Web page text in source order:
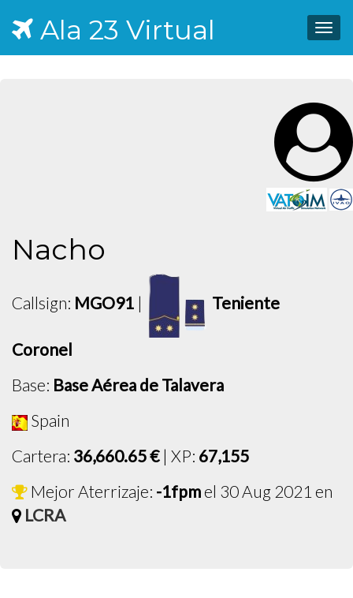
Ala 23 Virtual
Nacho
Callsign: MGO91 | Teniente
Coronel
Base: Base Aérea de Talavera
Spain
Cartera: 36,660.65 €| XP: 67,155
Mejor Aterrizaje: -1fpm el 30 Aug 2021 en
LCRA